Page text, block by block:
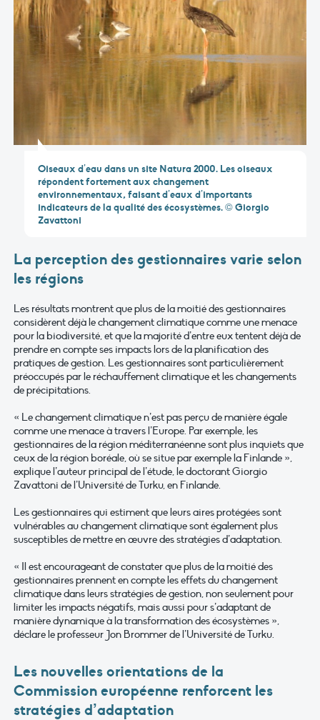
Oiseaux d’eau dans un site Natura 2000. Les oiseaux
répondent fortement aux changement
environnementaux, faisant d’eaux d’importants
indicateurs de la qualité des écosystèmes. © Giorgio
Zavattoni
La perception des gestionnaires varie selon
les régions
Les résultats montrent que plus de la moitié des gestionnaires
considèrent déjà le changement climatique comme une menace
pour la biodiversité, et que la majorité d’entre eux tentent déjà de
prendre en compte ses impacts lors de la planification des
pratiques de gestion. Les gestionnaires sont particulièrement
préoccupés par le réchauffement climatique et les changements
de précipitations.
« Le changement climatique n’est pas perçu de manière égale
comme une menace à travers l’Europe. Par exemple, les
gestionnaires de la région méditerranéenne sont plus inquiets que
ceux de la région boréale, où se situe par exemple la Finlande »,
explique l’auteur principal de l’étude, le doctorant Giorgio
Zavattoni de l’Université de Turku, en Finlande.
Les gestionnaires qui estiment que leurs aires protégées sont
vulnérables au changement climatique sont également plus
susceptibles de mettre en œuvre des stratégies d’adaptation.
« Il est encourageant de constater que plus de la moitié des
gestionnaires prennent en compte les effets du changement
climatique dans leurs stratégies de gestion, non seulement pour
limiter les impacts négatifs, mais aussi pour s’adaptant de
manière dynamique à la transformation des écosystèmes »,
déclare le professeur Jon Brommer de l’Université de Turku.
Les nouvelles orientations de la
Commission européenne renforcent les
stratégies d’adaptation